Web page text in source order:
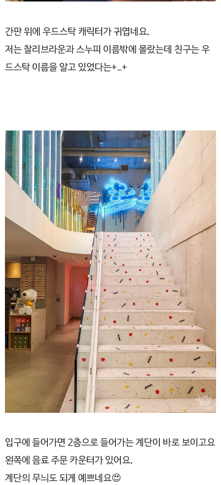
간판 위에 우드스탁 캐릭터가 귀엽네요.
저는 찰리브라운과 스누피 이름밖에 몰랐는데 친구는 우
드스탁 이름을 알고 있었다는+_+
입구에 들어가면 2층으로 들어가는 계단이 바로 보이고요
왼쪽에 음료 주문 카운터가 있어요.
계단의 무늬도 되게 예쁘네요😍